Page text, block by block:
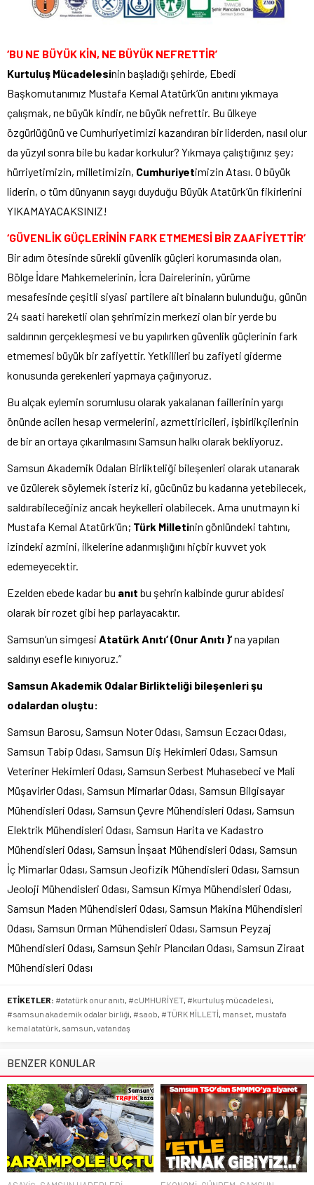
‘BU NE BÜYÜK KİN, NE BÜYÜK NEFRETTİR’
Kurtuluş Mücadelesinin başladığı şehirde, Ebedi
Başkomutanımız Mustafa Kemal Atatürk‘ün anıtını yıkmaya
çalışmak, ne büyük kindir, ne büyük nefrettir. Bu ülkeye
özgürlüğünü ve Cumhuriyetimizi kazandıran bir liderden, nasıl olur
da yüzyıl sonra bile bu kadar korkulur? Yıkmaya çalıştığınız şey;
hürriyetimizin, milletimizin, Cumhuriyetimizin Atası. O büyük
liderin, o tüm dünyanın saygı duyduğu Büyük Atatürk‘ün fikirlerini
YIKAMAYACAKSINIZ!
‘GÜVENLİK GÜÇLERİNİN FARK ETMEMESİ BİR ZAAFİYETTİR’
Bir adım ötesinde sürekli güvenlik güçleri korumasında olan,
Bölge İdare Mahkemelerinin, İcra Dairelerinin, yürüme
mesafesinde çeşitli siyasi partilere ait binaların bulunduğu, günün
24 saati hareketli olan şehrimizin merkezi olan bir yerde bu
saldırının gerçekleşmesi ve bu yapılırken güvenlik güçlerinin fark
etmemesi büyük bir zafiyettir. Yetkilileri bu zafiyeti giderme
konusunda gerekenleri yapmaya çağırıyoruz.
Bu alçak eylemin sorumlusu olarak yakalanan faillerinin yargı
önünde acilen hesap vermelerini, azmettiricileri, işbirlikçilerinin
de bir an ortaya çıkarılmasını Samsun halkı olarak bekliyoruz.
Samsun Akademik Odaları Birlikteliği bileşenleri olarak utanarak
ve üzülerek söylemek isteriz ki, gücünüz bu kadarına yetebilecek,
saldırabileceğiniz ancak heykelleri olabilecek. Ama unutmayın ki
Mustafa Kemal Atatürk‘ün; Türk Milletinin gönlündeki tahtını,
izindeki azmini, ilkelerine adanmışlığını hiçbir kuvvet yok
edemeyecektir.
Ezelden ebede kadar bu anıt bu şehrin kalbinde gurur abidesi
olarak bir rozet gibi hep parlayacaktır.
Samsun‘un simgesi Atatürk Anıtı‘ (Onur Anıtı )‘na yapılan
saldırıyı esefle kınıyoruz.”
Samsun Akademik Odalar Birlikteliği bileşenleri şu
odalardan oluştu:
Samsun Barosu, Samsun Noter Odası, Samsun Eczacı Odası,
Samsun Tabip Odası, Samsun Diş Hekimleri Odası, Samsun
Veteriner Hekimleri Odası, Samsun Serbest Muhasebeci ve Mali
Müşavirler Odası, Samsun Mimarlar Odası, Samsun Bilgisayar
Mühendisleri Odası, Samsun Çevre Mühendisleri Odası, Samsun
Elektrik Mühendisleri Odası, Samsun Harita ve Kadastro
Mühendisleri Odası, Samsun İnşaat Mühendisleri Odası, Samsun
İç Mimarlar Odası, Samsun Jeofizik Mühendisleri Odası, Samsun
Jeoloji Mühendisleri Odası, Samsun Kimya Mühendisleri Odası,
Samsun Maden Mühendisleri Odası, Samsun Makina Mühendisleri
Odası, Samsun Orman Mühendisleri Odası, Samsun Peyzaj
Mühendisleri Odası, Samsun Şehir Plancıları Odası, Samsun Ziraat
Mühendisleri Odası
ETİKETLER: #atatürk onur anıtı, #cUMHURİYET, #kurtuluş mücadelesi,
#samsun akademik odalar birliği, #saob, #TÜRK MİLLETİ, manset, mustafa
kemal atatürk, samsun, vatandaş
BENZER KONULAR